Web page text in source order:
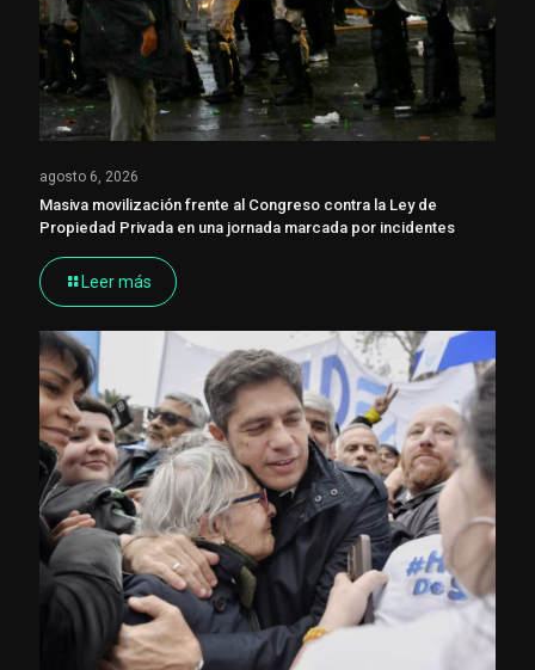
agosto 6, 2026
Masiva movilización frente al Congreso contra la Ley de
Propiedad Privada en una jornada marcada por incidentes
Leer más